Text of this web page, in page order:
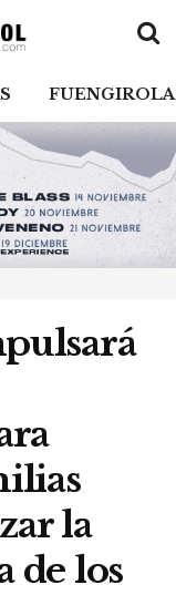
FUENGIROLA
la
de los